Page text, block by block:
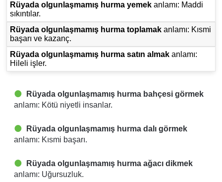
Rüyada olgunlaşmamış hurma yemek anlamı: Maddi
sıkıntılar.
Rüyada olgunlaşmamış hurma toplamak anlamı: Kısmi
başarı ve kazanç.
Rüyada olgunlaşmamış hurma satın almak anlamı:
Hileli işler.
Rüyada olgunlaşmamış hurma bahçesi görmek
anlamı: Kötü niyetli insanlar.
Rüyada olgunlaşmamış hurma dalı görmek
anlamı: Kısmi başarı.
Rüyada olgunlaşmamış hurma ağacı dikmek
anlamı: Uğursuzluk.